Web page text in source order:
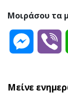
Μοιράσου τα
Μείνε